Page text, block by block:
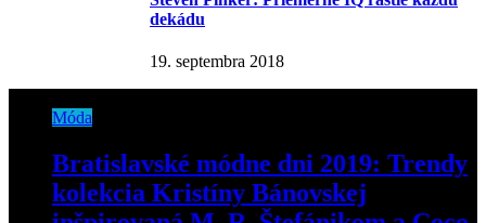
dekádu
19. septembra 2018
Móda
Bratislavské módne dni 2019: Trendy
kolekcia Kristíny Bánovskej